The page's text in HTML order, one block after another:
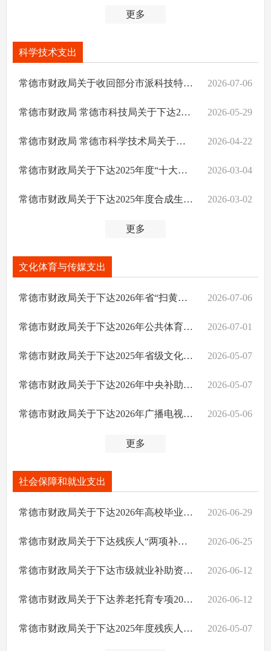
更多
科学技术支出
2026-07-06
常德市财政局关于收回部分市派科技特派员奖补资金的通知
2026-05-29
常德市财政局 常德市科技局关于下达2026年度第一批创新型省份建设专项资金的通知
2026-04-22
常德市财政局 常德市科学技术局关于下达2026年第一批中央引导地方科技发展资金的通知
2026-03-04
常德市财政局关于下达2025年度“十大技术攻关与成果转化项目”资金的通知
2026-03-02
常德市财政局关于下达2025年度合成生物制造产业发展资金的通知
更多
文化体育与传媒支出
2026-07-06
常德市财政局关于下达2026年省“扫黄打非”补助经费的通知
2026-07-01
常德市财政局关于下达2026年公共体育场馆向社会免费或低收费开放省级补助资金的通知
2026-05-07
常德市财政局关于下达2025年省级文化和旅游发展专项资金的通知
2026-05-07
常德市财政局关于下达2026年中央补助地方国家电影事业发展专项资金的通知
2026-05-06
常德市财政局关于下达2026年广播电视无线覆盖省级资金的通知
更多
社会保障和就业支出
2026-06-29
常德市财政局关于下达2026年高校毕业生“三支一扶”计划中央补助资金的通知
2026-06-25
常德市财政局关于下达残疾人“两项补贴”2025年结算资金的通知
2026-06-12
常德市财政局关于下达市级就业补助资金的通知
2026-06-12
常德市财政局关于下达养老托育专项2026年中央预算内基建资金的通知
2026-05-07
常德市财政局关于下达2025年度残疾人就业保障金的通知